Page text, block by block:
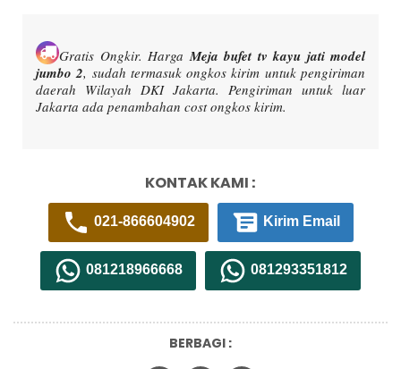
Gratis Ongkir. HargaMeja bufet tv kayu jati model
jumbo 2, sudah termasuk ongkos kirim untuk pengiriman
daerah Wilayah DKI Jakarta. Pengiriman untuk luar
Jakarta ada penambahan cost ongkos kirim.
KONTAK KAMI :
021-866604902 Kirim Email
081218966668 081293351812
BERBAGI :